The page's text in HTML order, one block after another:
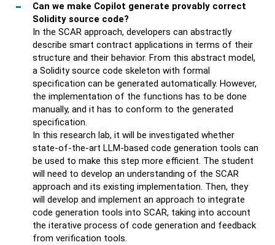
Can we make Copilot generate provably correct
Solidity source code?
In the SCAR approach, developers can abstractly
describe smart contract applications in terms of their
structure and their behavior. From this abstract model,
a Solidity source code skeleton with formal
specification can be generated automatically. However,
the implementation of the functions has to be done
manually, and it has to conform to the generated
specification.
In this research lab, it will be investigated whether
state-of-the-art LLM-based code generation tools can
be used to make this step more efficient. The student
will need to develop an understanding of the SCAR
approach and its existing implementation. Then, they
will develop and implement an approach to integrate
code generation tools into SCAR, taking into account
the iterative process of code generation and feedback
from verification tools.